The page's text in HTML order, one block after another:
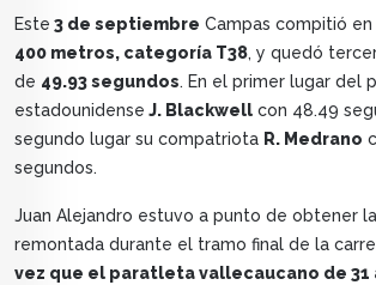
Este 3 de septiembre Campas compitió
400 metros, categoría T38, y quedó
de 49.93 segundos. En el primer lugar del
estadounidense J. Blackwell con 48.49
segundo lugar su compatriota R. Medrano
segundos.
Juan Alejandro estuvo a punto de obtener
remontada durante el tramo final de la
vez que el paratleta vallecaucano de